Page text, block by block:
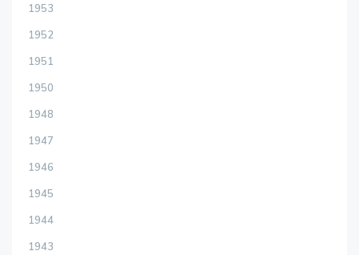
1953
1952
1951
1950
1948
1947
1946
1945
1944
1943